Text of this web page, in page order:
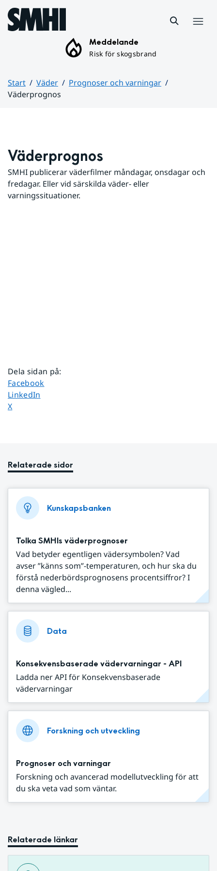
Hoppa till sidans innehåll
Meddelande
Risk för skogsbrand
Start Väder
Prognoser och varningar
Väderprognos
Väderprognos
SMHI publicerar väderfilmer måndagar, onsdagar och
fredagar. Eller vid särskilda väder- eller
varningssituationer.
Dela sidan på:
Dela sidan på
Facebook
Dela sidan på
LinkedIn
Dela sidan på
X
Relaterade sidor
Kunskapsbanken
Tolka SMHIs väderprognoser
Vad betyder egentligen vädersymbolen? Vad
avser ”känns som”-temperaturen, och hur ska du
förstå nederbördsprognosens procentsiffror? I
denna vägled...
Data
Konsekvensbaserade vädervarningar - API
Ladda ner API för Konsekvensbaserade
vädervarningar
Forskning och utveckling
Prognoser och varningar
Forskning och avancerad modellutveckling för att
du ska veta vad som väntar.
Relaterade länkar